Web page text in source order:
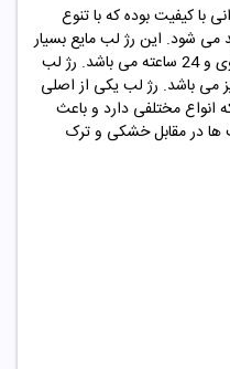
با کیفیت بوده که با تنوع
می شود. این رژ لب مایع بسیار
با کیفیت بوده و دارای پوشش دهی قوی و 24 ساعته می باشد. رژ لب
می باشد. رژ لب یکی از اصلی
انواع مختلفی دارد و باعث
در مقابل خشکی و ترک